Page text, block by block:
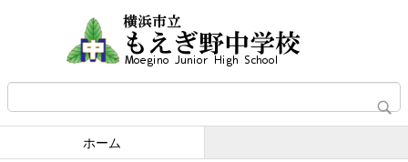
ホーム